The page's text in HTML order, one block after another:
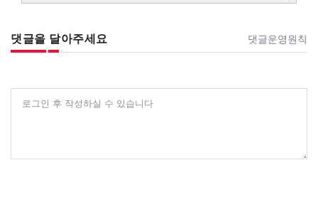
댓글을 달아주세요 댓글운영원칙
로그인 후 작성하실 수 있습니다